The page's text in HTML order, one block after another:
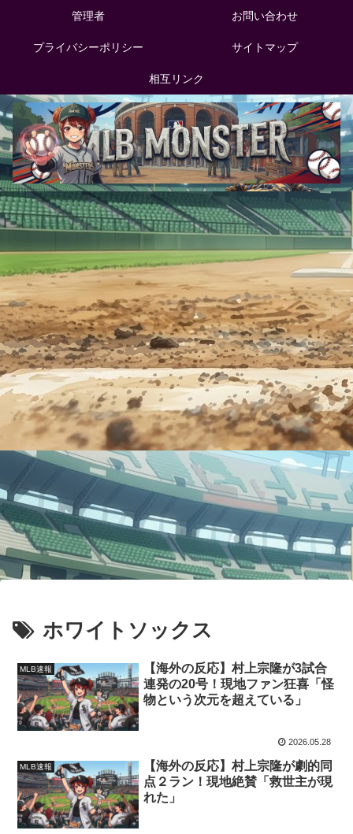
管理者 お問い合わせ
プライバシーポリシー サイトマップ
相互リンク
ホワイトソックス
MLB速報
【海外の反応】村上宗隆が3試合
連発の20号！現地ファン狂喜「怪
物という次元を超えている」
2026.05.28
MLB速報
【海外の反応】村上宗隆が劇的同
点２ラン！現地絶賛「救世主が現
れた」